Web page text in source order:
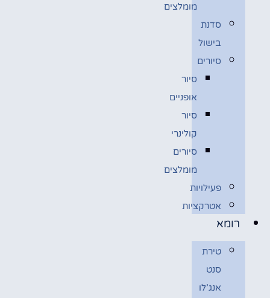
מומלצים
סדנת
בישול
סיורים
סיור
אופניים
סיור
קולינרי
סיורים
מומלצים
פעילויות
אטרקציות
רומא
טירת
סנט
אנג’לו